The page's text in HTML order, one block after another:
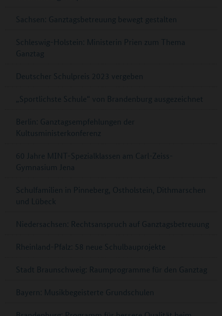
Sachsen: Ganztagsbetreuung bewegt gestalten
Schleswig-Holstein: Ministerin Prien zum Thema
Ganztag
Deutscher Schulpreis 2023 vergeben
„Sportlichste Schule“ von Brandenburg ausgezeichnet
Berlin: Ganztagsempfehlungen der
Kultusministerkonferenz
60 Jahre MINT-Spezialklassen am Carl-Zeiss-
Gymnasium Jena
Schulfamilien in Pinneberg, Ostholstein, Dithmarschen
und Lübeck
Niedersachsen: Rechtsanspruch auf Ganztagsbetreuung
Rheinland-Pfalz: 58 neue Schulbauprojekte
Stadt Braunschweig: Raumprogramme für den Ganztag
Bayern: Musikbegeisterte Grundschulen